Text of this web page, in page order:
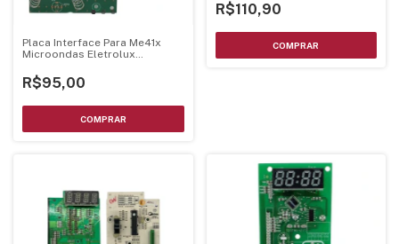
Placa Interface Para Me41x
Microondas Eletrolux
R$95,00
R$110,90